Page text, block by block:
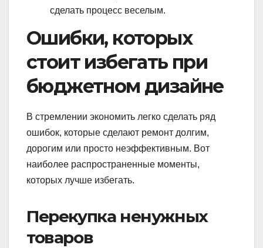
сделать процесс веселым.
Ошибки, которых
стоит избегать при
бюджетном дизайне
В стремлении экономить легко сделать ряд
ошибок, которые сделают ремонт долгим,
дорогим или просто неэффективным. Вот
наиболее распространенные моменты,
которых лучше избегать.
Перекупка ненужных
товаров